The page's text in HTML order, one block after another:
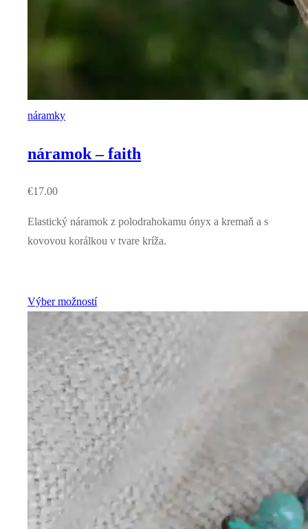
náramky
náramok – faith
€17.00
Elastický náramok z polodrahokamu ónyx a kremaň a s
kovovou korálkou v tvare kríža.
Výber možností